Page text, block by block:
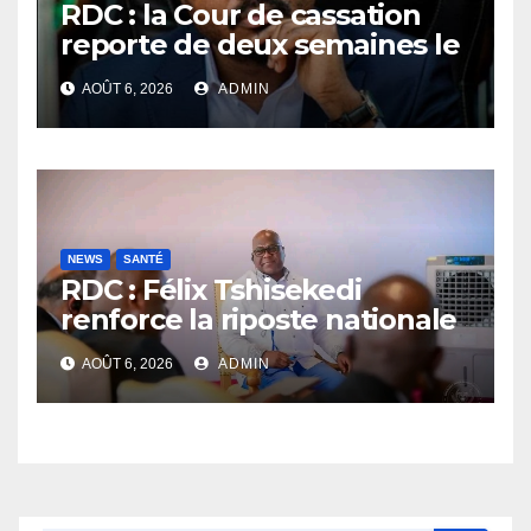
RDC : la Cour de cassation
reporte de deux semaines le
procès Frivao
AOÛT 6, 2026 ADMIN
NEWS SANTÉ
RDC : Félix Tshisekedi
renforce la riposte nationale
contre l’épidémie d’Ebola
AOÛT 6, 2026 ADMIN